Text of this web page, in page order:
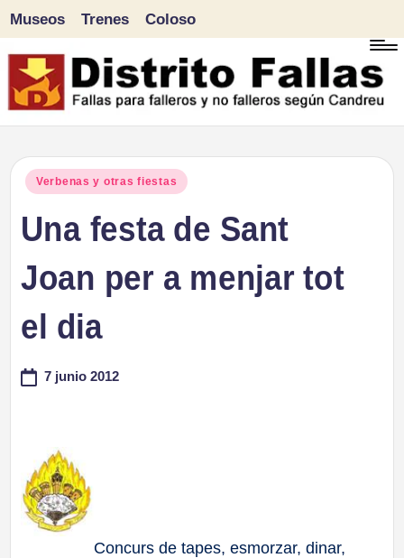
Saltar
al
Museos Trenes Coloso
Publicado
Verbenas y otras fiestas
Una festa de Sant
Joan per a menjar tot
el dia
7 junio 2012
Concurs de tapes, esmorzar, dinar,